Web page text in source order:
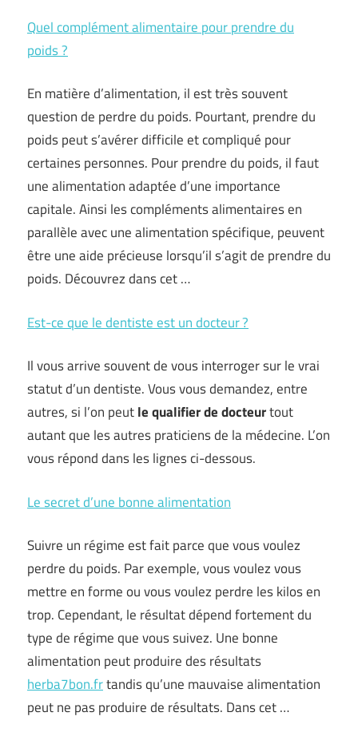
Quel complément alimentaire pour prendre du
poids ?
En matière d’alimentation, il est très souvent
question de perdre du poids. Pourtant, prendre du
poids peut s’avérer difficile et compliqué pour
certaines personnes. Pour prendre du poids, il faut
une alimentation adaptée d’une importance
capitale. Ainsi les compléments alimentaires en
parallèle avec une alimentation spécifique, peuvent
être une aide précieuse lorsqu’il s’agit de prendre du
poids. Découvrez dans cet …
Est-ce que le dentiste est un docteur ?
Il vous arrive souvent de vous interroger sur le vrai
statut d’un dentiste. Vous vous demandez, entre
autres, si l’on peutle qualifier de docteurtout
autant que les autres praticiens de la médecine. L’on
vous répond dans les lignes ci-dessous.
Le secret d’une bonne alimentation
Suivre un régime est fait parce que vous voulez
perdre du poids. Par exemple, vous voulez vous
mettre en forme ou vous voulez perdre les kilos en
trop. Cependant, le résultat dépend fortement du
type de régime que vous suivez. Une bonne
alimentation peut produire des résultats
herba7bon.frtandis qu’une mauvaise alimentation
peut ne pas produire de résultats. Dans cet …